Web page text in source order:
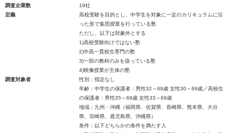
調査企業数
19社
定義
高校受験を目的とし、中学生を対象に一定のカリキュラムに沿
った形で集団授業を行っている塾
ただし、以下は対象外とする
1)高校受験向けではない塾
2)中高一貫校生専門の塾
3)一部の教科のみを扱っている塾
4)映像授業が主体の塾
調査対象者
性別：指定なし
年齢：中学生の保護者：男性32～69歳 女性30～69歳／高校生
の保護者：男性35～69歳 女性33～69歳
地域：九州・沖縄（福岡県、佐賀県、長崎県、熊本県、大分
県、宮崎県、鹿児島県、沖縄県）
条件：以下どちらかの条件を満たす人